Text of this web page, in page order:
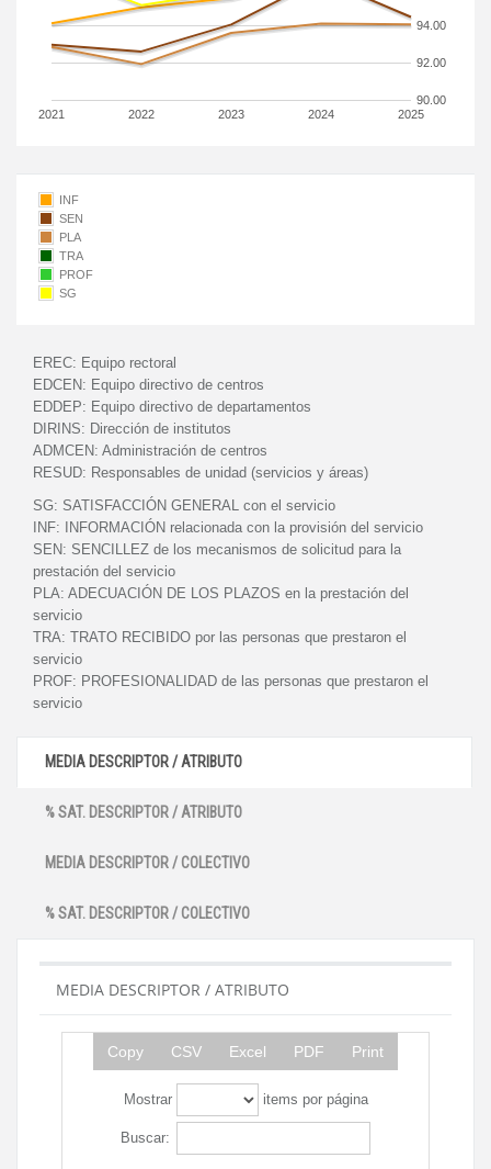
2021 2022 2023 2024 2025
90.00
92.00
94.00
INF
SEN
PLA
TRA
PROF
SG
EREC: Equipo rectoral
EDCEN: Equipo directivo de centros
EDDEP: Equipo directivo de departamentos
DIRINS: Dirección de institutos
ADMCEN: Administración de centros
RESUD: Responsables de unidad (servicios y áreas)
SG: SATISFACCIÓN GENERAL con el servicio
INF:
INFORMACIÓN relacionada con la provisión del servicio
SEN: SENCILLEZ de los mecanismos de solicitud para la
prestación del servicio
PLA: ADECUACIÓN DE LOS PLAZOS en la prestación del
servicio
TRA: TRATO RECIBIDO por las personas que prestaron el
servicio
PROF: PROFESIONALIDAD de las personas que prestaron el
servicio
MEDIA DESCRIPTOR / ATRIBUTO
% SAT. DESCRIPTOR / ATRIBUTO
MEDIA DESCRIPTOR / COLECTIVO
% SAT. DESCRIPTOR / COLECTIVO
MEDIA DESCRIPTOR / ATRIBUTO
Copy CSV Excel PDF Print
Mostrar items por página
Buscar: